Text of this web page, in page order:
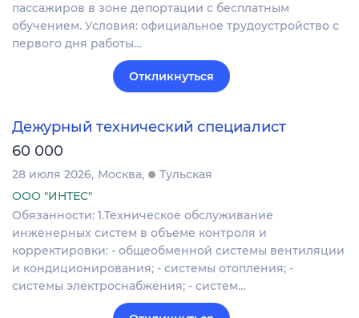
пассажиров в зоне депортации с бесплатным
обучением. Условия: официальное трудоустройство с
первого дня работы…
Откликнуться
Дежурный технический специалист
60 000
28 июля 2026 Москва
Тульская
ООО "ИНТЕС"
Обязанности: 1.Техническое обслуживание
инженерных систем в объеме контроля и
корректировки: - общеобменной системы вентиляции
и кондиционирования; - системы отопления; -
системы электроснабжения; - систем…